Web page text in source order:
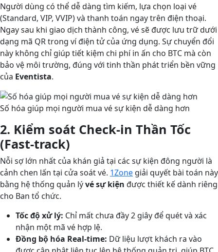
Người dùng có thể dễ dàng tìm kiếm, lựa chọn loại vé
(Standard, VIP, VVIP) và thanh toán ngay trên điện thoại.
Ngay sau khi giao dịch thành công, vé sẽ được lưu trữ dưới
dạng mã QR trong ví điện tử của ứng dụng. Sự chuyển đổi
này không chỉ giúp tiết kiệm chi phí in ấn cho BTC mà còn
bảo vệ môi trường, đúng với tinh thần phát triển bền vững
của Eventista.
Số hóa giúp mọi người mua vé sự kiện dễ dàng hơn
2. Kiểm soát Check-in Thần Tốc
(Fast-track)
Nỗi sợ lớn nhất của khán giả tại các sự kiện đông người là
cảnh chen lấn tại cửa soát vé. 1Zone giải quyết bài toán này
bằng hệ thống quản lývé sự kiện được thiết kế dành riêng
cho Ban tổ chức.
Tốc độ xử lý: Chỉ mất chưa đầy 2 giây để quét và xác
nhận một mã vé hợp lệ.
Đồng bộ hóa Real-time: Dữ liệu lượt khách ra vào